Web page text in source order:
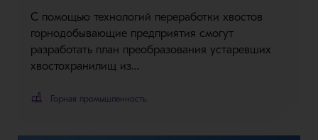
С помощью технологий переработки хвостов
горнодобывающие предприятия смогут
разработать план преобразования устаревших
хвостохранилищ из…
Горная промышленность